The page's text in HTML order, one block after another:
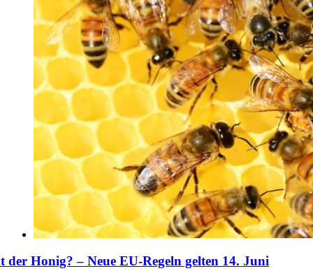
der Honig? – Neue EU-Regeln gelten 14. Juni